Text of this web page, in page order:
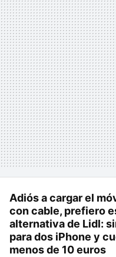
Adiós a cargar el
con cable, prefiero
alternativa de Lidl:
para dos iPhone y
menos de 10 euros